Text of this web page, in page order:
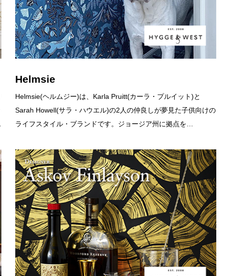
Helmsie
Helmsie(ヘルムジー)は、Karla Pruitt(カーラ・プルイット)と
Sarah Howell(サラ・ハウエル)の2人の仲良しが夢見た子供向けの
ライフスタイル・ブランドです。ジョージア州に拠点を…